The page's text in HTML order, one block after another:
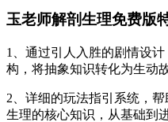
玉老师解剖生理免费版
1、通过引人入胜的剧情设
构，将抽象知识转化为生动
2、详细的玩法指引系统，
生理的核心知识，从基础到